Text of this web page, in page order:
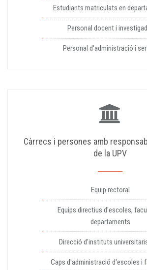
Estudiants matriculats en
Personal docent i
Personal d'administració i
Càrrecs i persones amb
de la UPV
Equip rectoral
Equips directius d'escoles,
departaments
Direcció d'instituts
Caps d'administració d'escoles i